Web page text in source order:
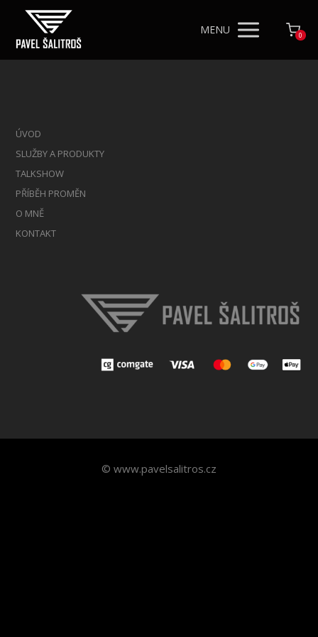
MENU 0
ÚVOD
SLUŽBY A PRODUKTY
TALKSHOW
PŘÍBĚH PROMĚN
O MNĚ
KONTAKT
© www.pavelsalitros.cz